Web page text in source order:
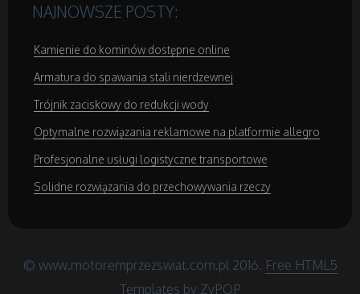
NAJNOWSZE POSTY:
Kamienie do kominów dostępne online
Armatura do spawania stali nierdzewnej
Trójnik zaciskowy do redukcji wody
Optymalne rozwiązania reklamowe na platformie allegro
Profesjonalne usługi logistyczne transportowe
Solidne rozwiązania do przechowywania rzeczy
© www.motoremprzezswiat.com.pl 2016. Free HTML5
Templates by ZyPOP